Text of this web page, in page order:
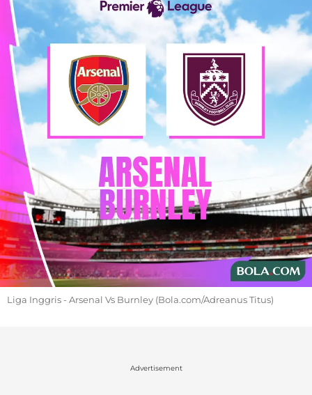
Liga Inggris - Arsenal Vs Burnley (Bola.com/Adreanus Titus)
Advertisement